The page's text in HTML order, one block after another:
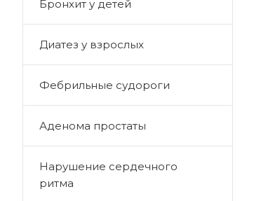
Бронхит у детей
Диатез у взрослых
Фебрильные судороги
Аденома простаты
Нарушение сердечного
ритма